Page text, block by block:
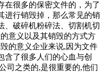
在很多的保密文件的，为了
进行销毁掉，那么常见的销
、破碎机粉碎法、切割机切
意义以及其销毁的方式方
的意义企业来说,因为文件
含了很多人们的心血与创
司之类的,是很重要的,他们